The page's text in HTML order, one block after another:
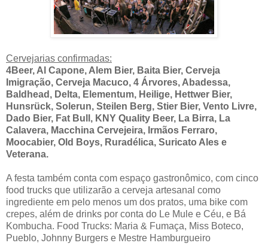
Cervejarias confirmadas:
4Beer, Al Capone, Alem Bier, Baita Bier, Cerveja
Imigração, Cerveja Macuco, 4 Árvores, Abadessa,
Baldhead, Delta, Elementum, Heilige, Hettwer Bier,
Hunsrück, Solerun, Steilen Berg, Stier Bier, Vento Livre,
Dado Bier, Fat Bull, KNY Quality Beer, La Birra, La
Calavera, Macchina Cervejeira, Irmãos Ferraro,
Moocabier, Old Boys, Ruradélica, Suricato Ales e
Veterana.
A festa também conta com espaço gastronômico, com cinco
food trucks que utilizarão a cerveja artesanal como
ingrediente em pelo menos um dos pratos, uma bike com
crepes, além de drinks por conta do Le Mule e Céu, e Bá
Kombucha. Food Trucks: Maria & Fumaça, Miss Boteco,
Pueblo, Johnny Burgers e Mestre Hamburgueiro